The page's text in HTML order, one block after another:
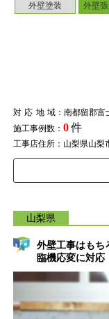
外壁塗装 外壁
対応地域：南都留郡富
施工事例数： 0件
工事店住所：山梨県山梨
山梨県
外壁工事はもち
臨機応変に対応